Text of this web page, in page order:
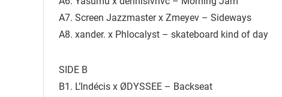
A7. Screen Jazzmaster x Zmeyev – Sideways
A8. xander. x Phlocalyst – skateboard kind of day
SIDE B
B1. L’Indécis x ØDYSSEE – Backseat